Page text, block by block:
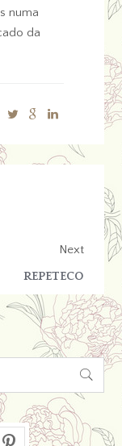
numa
da
Next
REPETECO
